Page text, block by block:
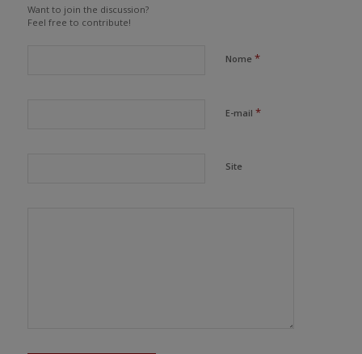
Want to join the discussion?
Feel free to contribute!
Nome *
E-mail *
Site